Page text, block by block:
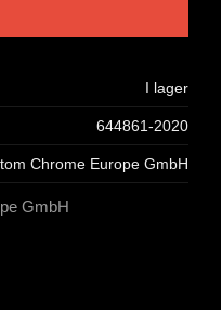
I lager
644861-2020
Chrome Europe GmbH
GmbH